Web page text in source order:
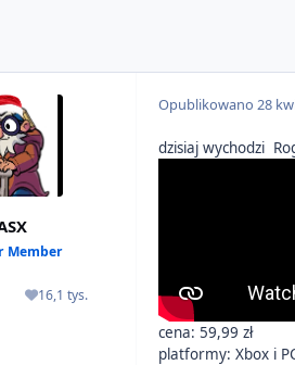
Member
16,1 tys.
Reputacja
Opublikowano28
dzisiaj wychodzi
cena: 59,99 zł
platformy: Xbox i